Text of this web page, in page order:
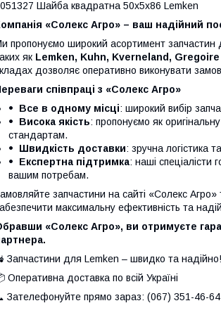
Шайба квадратна 50х5х86 Lemken
«Солекс Агро» – ваш надійний
пропонуємо широкий асортимент запчастин
як Lemken, Kuhn, Kverneland,
дозволяє оперативно виконувати
співпраці з «Солекс Агро»
Все в одному місці: широкий вибір
Висока якість: пропонуємо як
стандартам.
Швидкість доставки: зручна логістика
Експертна підтримка: наші спеціалісти
вашим потребам.
запчастини на сайті «Солекс Агро»
максимальну ефективність та
«Солекс Агро», ви отримуєте
Запчастини для Lemken – швидко та надійно!
Оперативна доставка по всій Україні
Зателефонуйте прямо зараз: (067) 351-46-64